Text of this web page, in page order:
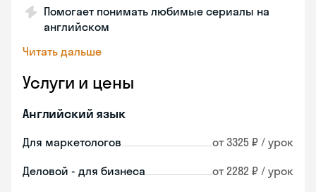
Помогает понимать любимые сериалы на
английском
Читать дальше
Услуги и цены
Английский язык
Для маркетологов от 3325 ₽ / урок
Деловой - для бизнеса от 2282 ₽ / урок